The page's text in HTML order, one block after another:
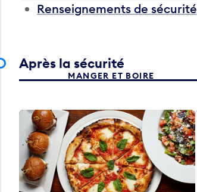
Renseignements de sécurité
Après la sécurité
MANGER ET BOIRE